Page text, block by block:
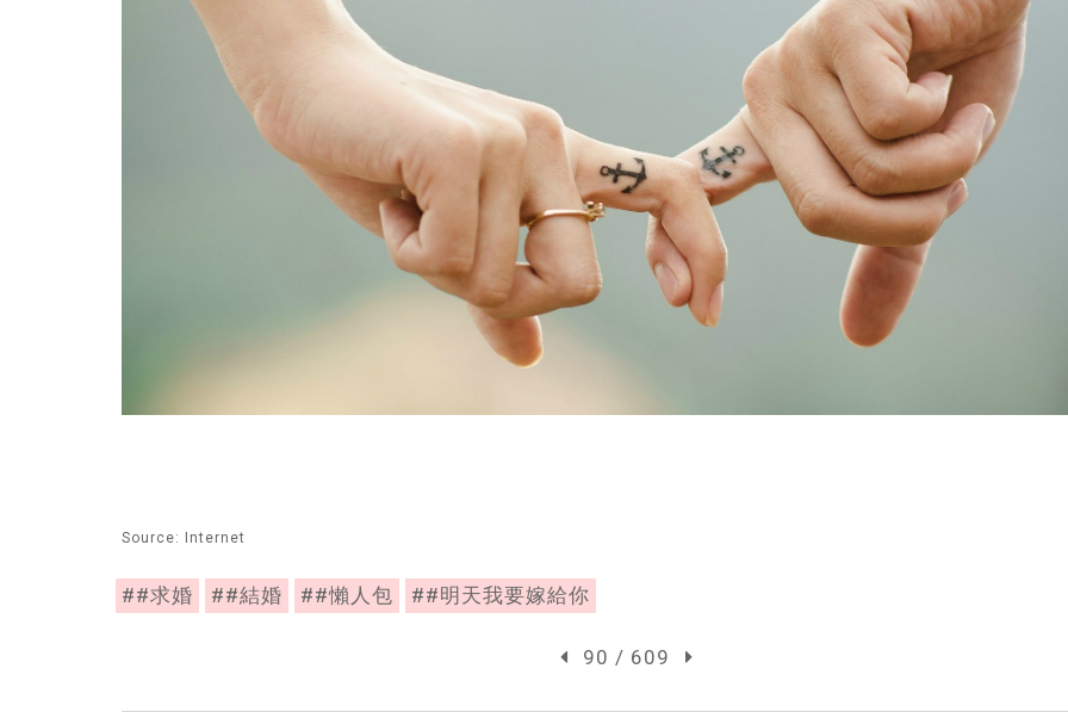
Source: Internet
##求婚 ##結婚 ##懶人包 ##明天我要嫁給你
90 / 609